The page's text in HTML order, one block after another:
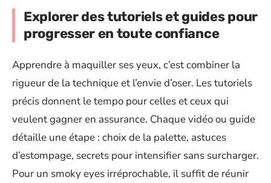
Explorer des tutoriels et guides pour
progresser en toute confiance
Apprendre à maquiller ses yeux, c’est combiner la
rigueur de la technique et l’envie d’oser. Les tutoriels
précis donnent le tempo pour celles et ceux qui
veulent gagner en assurance. Chaque vidéo ou guide
détaille une étape : choix de la palette, astuces
d’estompage, secrets pour intensifier sans surcharger.
Pour un smoky eyes irréprochable, il suffit de réunir